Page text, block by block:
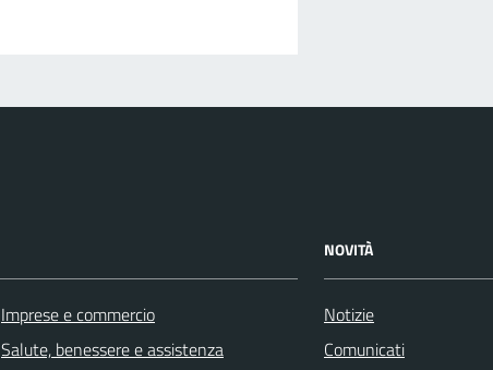
Imprese e commercio
Salute, benessere e assistenza
NOVITÀ
Notizie
Comunicati